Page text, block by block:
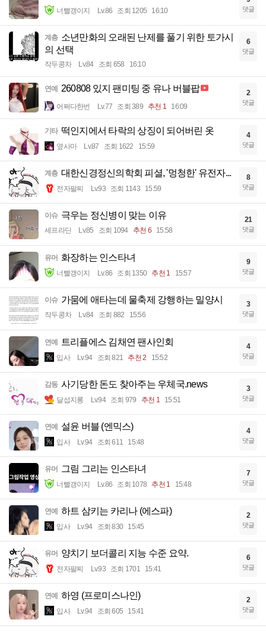
너빨갱이지 Lv.86 조회 1205 16:10 댓글
계층 소년만화의 오래된 난제를 풀기 위한 토가시
의 선택
작두콩차 Lv.84 조회 658 16:10
6
댓글
연예 260808 있지 팬미팅 중 유나 버블팝
어쩌다한번 Lv.77 조회 389 추천 1 16:09
2
댓글
기타 떡인지에서 타락의 상징이 되어버린 옷
옆사마 Lv.87 조회 1622 15:59
4
댓글
계층 대한신경정신의학회 피셜, '멍청한' 유전자...
전자팔찌 Lv.93 조회 1143 15:59
8
댓글
이슈 극우는 정신병이 맞는 이유
세프라딘 Lv.85 조회 1094 추천 6 15:58
21
댓글
유머 화장하는 인스타녀
너빨갱이지 Lv.86 조회 1350 추천 1 15:57
9
댓글
이슈 가뭄에 애타는데 물축제 강행하는 밀양시
작두콩차 Lv.84 조회 882 15:56
3
댓글
연예 트리플에스 김채연 팬사인회
입사 Lv.94 조회 821 추천 2 15:52
4
댓글
감동 사기당한 돈도 찾아주는 우체국.news
달섭지롱 Lv.94 조회 979 추천 1 15:51
3
댓글
연예 설윤 버블 (엔믹스)
입사 Lv.94 조회 611 15:48
4
댓글
유머 그림 그리는 인스타녀
너빨갱이지 Lv.86 조회 1078 추천 1 15:48
7
댓글
연예 하트 삼키는 카리나 (에스파)
입사 Lv.94 조회 830 15:45
2
댓글
유머 양치기 보더콜리 지능 수준 요약.
전자팔찌 Lv.93 조회 1701 15:41
6
댓글
연예 하영 (프로미스나인)
입사 Lv.94 조회 605 15:41
2
댓글